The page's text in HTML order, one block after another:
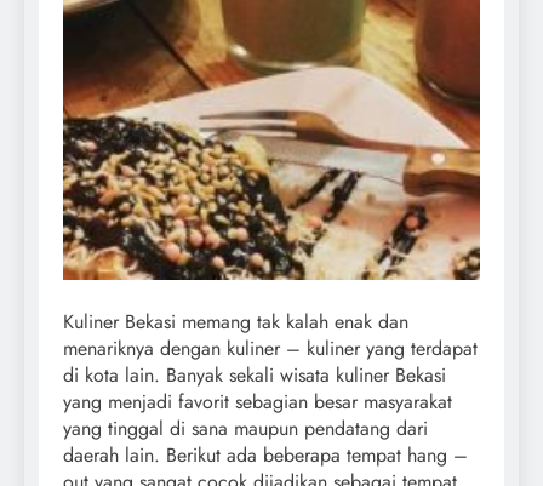
Kuliner Bekasi memang tak kalah enak dan
menariknya dengan kuliner – kuliner yang terdapat
di kota lain. Banyak sekali wisata kuliner Bekasi
yang menjadi favorit sebagian besar masyarakat
yang tinggal di sana maupun pendatang dari
daerah lain. Berikut ada beberapa tempat hang –